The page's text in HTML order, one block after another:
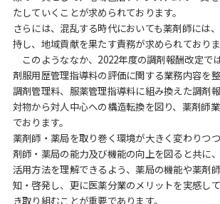
たしていくことが求められております。
さらには、混乱する時代においても薬剤師には
持し、地域貢献を果たす責務が求められておりま
このようななか、2022年度の調剤報酬改定で
剤服用歴管理指導料の評価に関する業務内容を
調剤管理料、服薬管理指導料に組み換えた調剤
対物から対人中心への構造転換を図り、薬剤師
でおります。
薬剤師・薬局を取り巻く環境が大きく変わりつ
剤師・薬局の能力及び機能の向上を図ると共に
活用方法を理解できるよう、薬局の機能や薬剤
知・啓発し、更に医薬分業のメリットを実感し
き取り組むことが重要であります。